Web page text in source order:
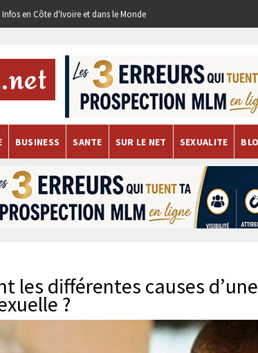
en Côte d'Ivoire et dans le Monde
BUSINESS SANTE SUR LE NET SEXUALITE
les différentes causes d’une
?